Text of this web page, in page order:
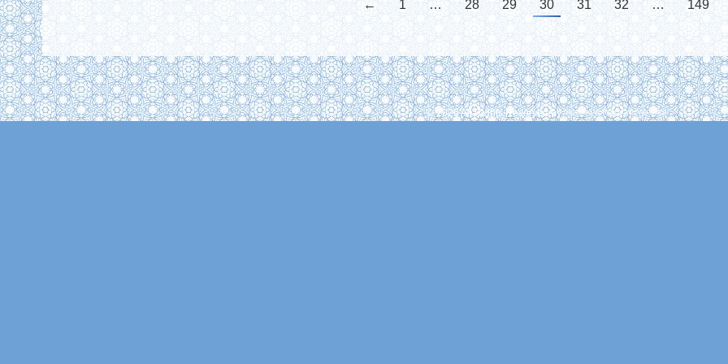
← 1 … 28 29 30 31 32 … 149
© 2026 All Rights Reserved by বাংলাদেশ জমঈয়তে আহলে হাদীস